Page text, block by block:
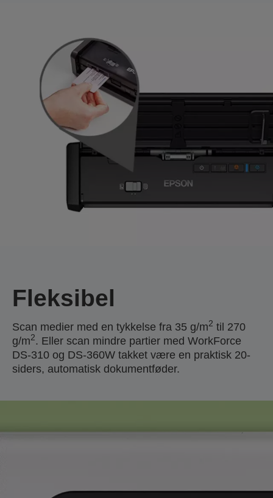
Fleksibel
Scan medier med en tykkelse fra 35 g/m2 til 270
g/m2. Eller scan mindre partier med WorkForce
DS-310 og DS-360W takket være en praktisk 20-
siders, automatisk dokumentføder.